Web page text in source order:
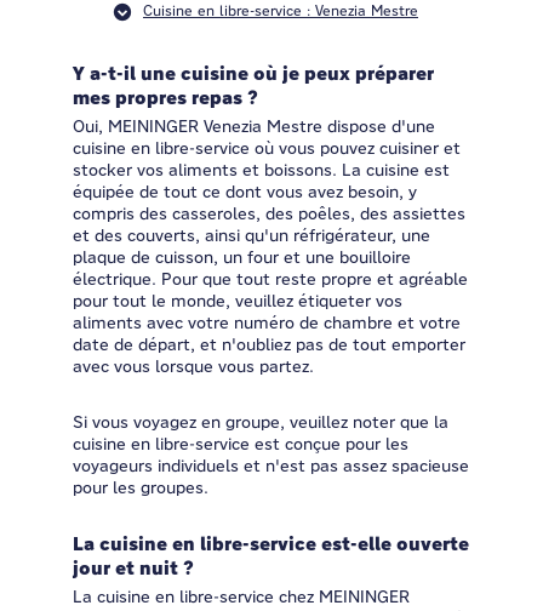
Cuisine en libre-service : Venezia Mestre
Y a-t-il une cuisine où je peux préparer
mes propres repas ?
Oui, MEININGER Venezia Mestre dispose d'une
cuisine en libre-service où vous pouvez cuisiner et
stocker vos aliments et boissons. La cuisine est
équipée de tout ce dont vous avez besoin, y
compris des casseroles, des poêles, des assiettes
et des couverts, ainsi qu'un réfrigérateur, une
plaque de cuisson, un four et une bouilloire
électrique. Pour que tout reste propre et agréable
pour tout le monde, veuillez étiqueter vos
aliments avec votre numéro de chambre et votre
date de départ, et n'oubliez pas de tout emporter
avec vous lorsque vous partez.
Si vous voyagez en groupe, veuillez noter que la
cuisine en libre-service est conçue pour les
voyageurs individuels et n'est pas assez spacieuse
pour les groupes.
La cuisine en libre-service est-elle ouverte
jour et nuit ?
La cuisine en libre-service chez MEININGER